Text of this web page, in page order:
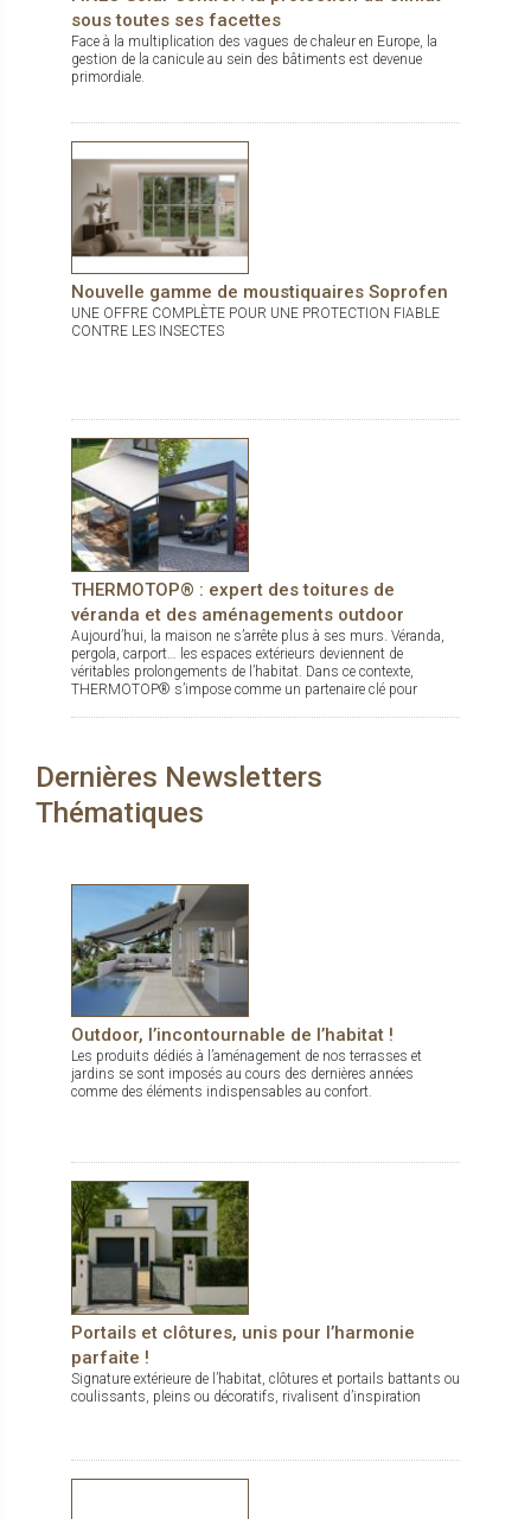
sous toutes ses facettes
Face à la multiplication des vagues de chaleur en Europe, la
gestion de la canicule au sein des bâtiments est devenue
primordiale.
Nouvelle gamme de moustiquaires Soprofen
UNE OFFRE COMPLÈTE POUR UNE PROTECTION FIABLE
CONTRE LES INSECTES
THERMOTOP® : expert des toitures de
véranda et des aménagements outdoor
Aujourd’hui, la maison ne s’arrête plus à ses murs. Véranda,
pergola, carport… les espaces extérieurs deviennent de
véritables prolongements de l’habitat. Dans ce contexte,
THERMOTOP® s’impose comme un partenaire clé pour
Dernières Newsletters
Thématiques
Outdoor, l’incontournable de l’habitat !
Les produits dédiés à l’aménagement de nos terrasses et
jardins se sont imposés au cours des dernières années
comme des éléments indispensables au confort.
Portails et clôtures, unis pour l’harmonie
parfaite !
Signature extérieure de l’habitat, clôtures et portails battants ou
coulissants, pleins ou décoratifs, rivalisent d’inspiration